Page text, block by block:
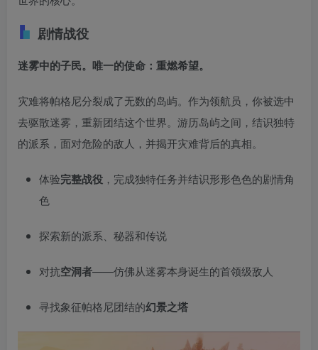
剧情战役
迷雾中的子民。唯一的使命：重燃希望。
灾难将帕格尼分裂成了无数的岛屿。作为领航员，你被选中
去驱散迷雾，重新团结这个世界。游历岛屿之间，结识独特
的派系，面对危险的敌人，并揭开灾难背后的真相。
体验完整战役 ，完成独特任务并结识形形色色的剧情角
色
探索新的派系、秘器和传说
对抗空洞者——仿佛从迷雾本身诞生的首领级敌人
寻找象征帕格尼团结的幻景之塔